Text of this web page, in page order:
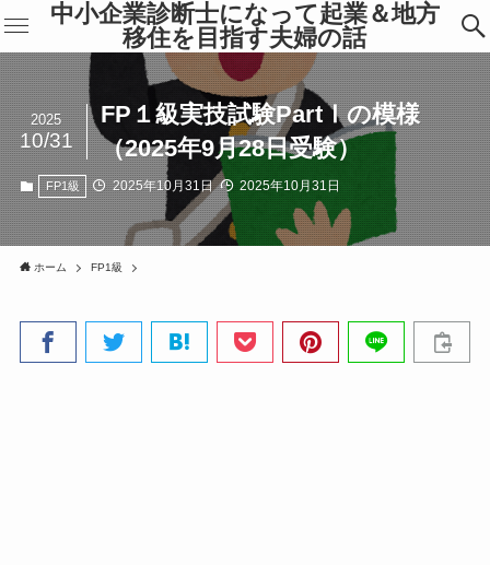
中小企業診断士になって起業＆地方
移住を目指す夫婦の話
FP１級実技試験PartⅠの模様
（2025年9月28日受験）
2025
10/31
FP1級 2025年10月31日 2025年10月31日
ホーム FP1級